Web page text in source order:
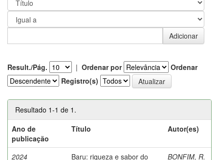
Result./Pág. | Ordenar por
Ordenar
Registro(s)
Resultado 1-1 de 1.
Ano de
publicação
Título Autor(es)
2024
Baru: riqueza e sabor do
BONFIM, R.